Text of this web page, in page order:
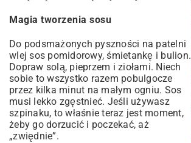
Magia tworzenia sosu
Do podsmażonych pyszności na patelni
wlej sos pomidorowy, śmietankę i bulion.
Dopraw solą, pieprzem i ziołami. Niech
sobie to wszystko razem pobulgocze
przez kilka minut na małym ogniu. Sos
musi lekko zgęstnieć. Jeśli używasz
szpinaku, to właśnie teraz jest moment,
żeby go dorzucić i poczekać, aż
„zwiędnie”.